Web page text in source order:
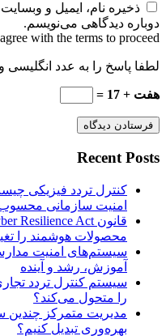
ذخیره نام، ایمیل و
دوباره دیدگاهی می‌نویسم.
with the terms to proceed
لطفا پاسخ را به عدد انگلیسی
هفت + 17 =
فرستادن دیدگاه
Recent Posts
کنترل تردد فیزیکی
امنیت سازمانی
محصولات هوشمند را
سیستم‌های امنیت
آموزش، رشد و آینده
سیستم کنترل تردد
را متحول می‌کند؟
مدیریت متمرکز چندین
بهره‌وری تبدیل کنیم؟